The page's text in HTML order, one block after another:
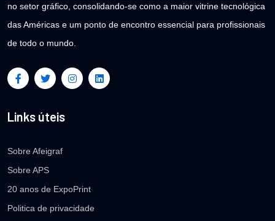
no setor gráfico, consolidando-se como a maior vitrine tecnológica
das Américas e um ponto de encontro essencial para profissionais
de todo o mundo.
Links úteis
Sobre Afeigraf
Sobre APS
20 anos de ExpoPrint
Politica de privacidade